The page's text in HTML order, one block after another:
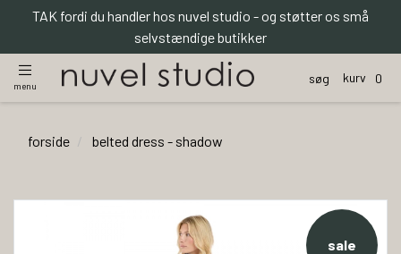
TAK fordi du handler hos nuvel studio - og støtter os små
selvstændige butikker
menu
søg kurv 0
forside belted dress - shadow
sale